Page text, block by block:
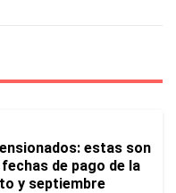
estas son
de pago de la
y septiembre